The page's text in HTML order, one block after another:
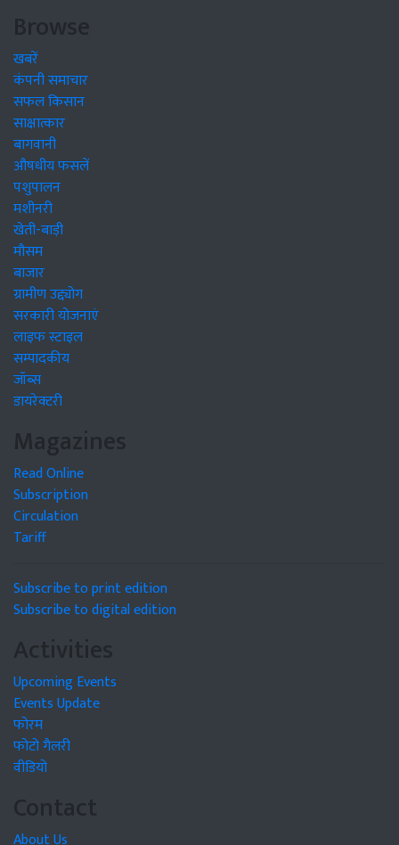
Browse
खबरें
कंपनी समाचार
सफल किसान
साक्षात्कार
बागवानी
औषधीय फसलें
पशुपालन
मशीनरी
खेती-बाड़ी
मौसम
बाजार
ग्रामीण उद्द्योग
सरकारी योजनाएं
लाइफ स्टाइल
सम्पादकीय
जॉब्स
डायरेक्टरी
Magazines
Read Online
Subscription
Circulation
Tariff
Subscribe to print edition
Subscribe to digital edition
Activities
Upcoming Events
Events Update
फोरम
फोटो गैलरी
वीडियो
Contact
About Us